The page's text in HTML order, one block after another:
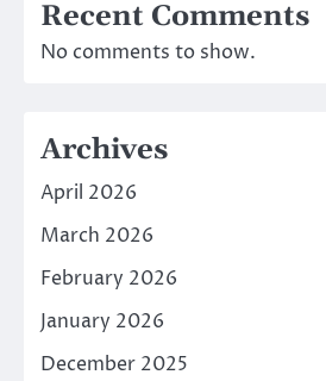
Recent Comments
No comments to show.
Archives
April 2026
March 2026
February 2026
January 2026
December 2025